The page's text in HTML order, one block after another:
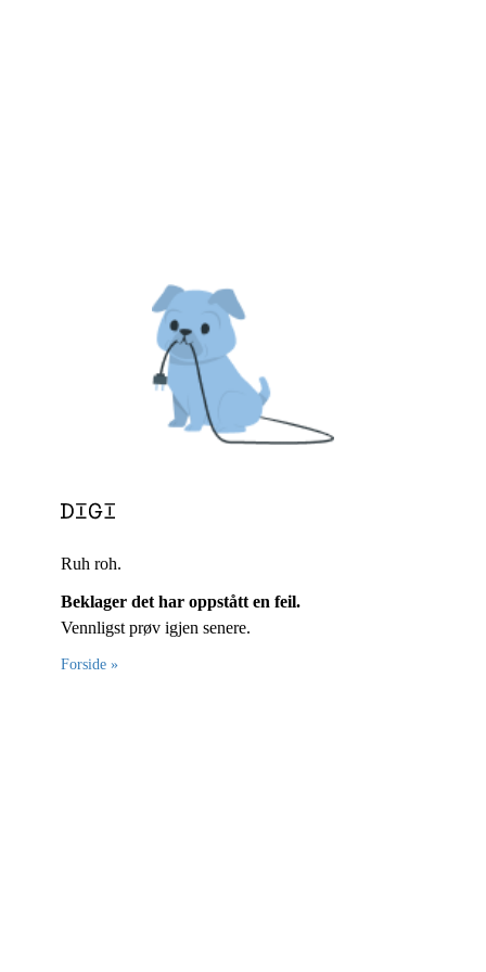
Ruh roh.
Beklager det har oppstått en feil.
Vennligst prøv igjen senere.
Forside »